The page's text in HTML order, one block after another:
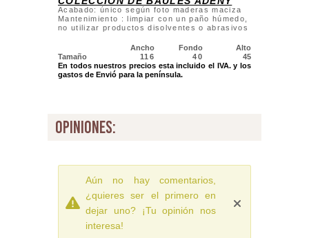
Acabado: único según foto maderas maciza
Mantenimiento : limpiar con un paño húmedo,
no utilizar productos disolventes o abrasivos
Ancho Fondo
Alto
Tamaño
116 40
45
En todos nuestros precios esta incluido el IVA. y los
gastos de Envió para la península.
opiniones:
Aún no hay comentarios,
¿quieres ser el primero en
dejar uno? ¡Tu opinión nos
interesa!